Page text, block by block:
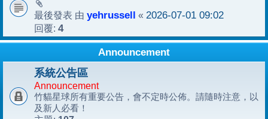
最後發表 由 yehrussell « 2026-07-01 09:02
回覆: 4
Announcement
系統公告區
Announcement
竹貓星球所有重要公告，會不定時公佈。請隨時注意，以
及新人必看！